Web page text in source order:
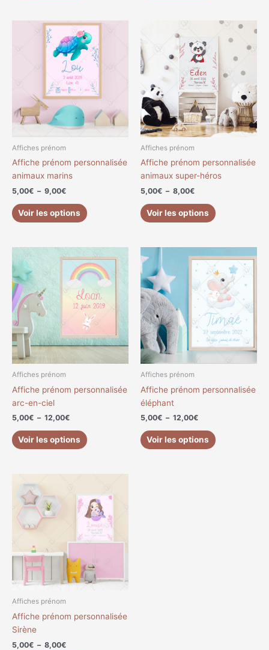
Affiches prénom
Affiche prénom personnalisée
animaux marins
5,00€ – 9,00€
Plage
prix :
5,00€
à
9,00€
Voir les options
Ce
produit
a
plusieurs
Les
peuvent
sur
produit
Affiches prénom
Affiche prénom personnalisée
animaux super-héros
5,00€ – 8,00€
prix :
5,00€
à
8,00€
Voir les options
Ce
produit
a
plusieurs
variations.
Les
options
peuvent
être
sur
la
produit
Affiches prénom
Affiche prénom personnalisée
arc-en-ciel
5,00€ – 12,00€
de
prix :
5,00€
12,00€
Voir les options
produit
plusieurs
variations.
Les
options
peuvent
produit
Affiches prénom
Affiche prénom personnalisée
éléphant
5,00€ – 12,00€
de
prix :
5,00€
12,00€
Voir les options
produit
plusieurs
variations.
Les
options
peuvent
produit
Affiches prénom
Affiche prénom personnalisée
Sirène
5,00€ – 8,00€
prix :
5,00€
produit
a
plusieurs
variations.
Les
options
peuvent
être